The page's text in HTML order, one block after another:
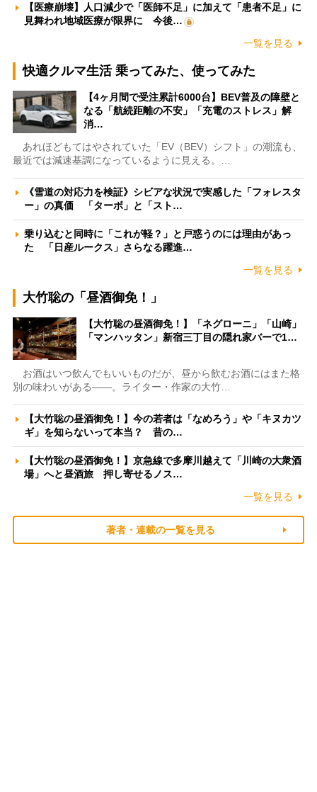
【医療崩壊】人口減少で「医師不足」に加えて「患者不足」に
見舞われ地域医療が限界に 今後…
一覧を見る
快適クルマ生活 乗ってみた、使ってみた
【4ヶ月間で受注累計6000台】BEV普及の障壁と
なる「航続距離の不安」「充電のストレス」解
消…
あれほどもてはやされていた「EV（BEV）シフト」の潮流も、
最近では減速基調になっているように見える。…
《雪道の対応力を検証》シビアな状況で実感した「フォレスタ
ー」の真価 「ターボ」と「スト…
乗り込むと同時に「これが軽？」と戸惑うのには理由があっ
た 「日産ルークス」さらなる躍進…
一覧を見る
大竹聡の「昼酒御免！」
【大竹聡の昼酒御免！】「ネグローニ」「山崎」
「マンハッタン」新宿三丁目の隠れ家バーで1…
お酒はいつ飲んでもいいものだが、昼から飲むお酒にはまた格
別の味わいがある――。ライター・作家の大竹…
【大竹聡の昼酒御免！】今の若者は「なめろう」や「キヌカツ
ギ」を知らないって本当？ 昔の…
【大竹聡の昼酒御免！】京急線で多摩川越えて「川崎の大衆酒
場」へと昼酒旅 押し寄せるノス…
一覧を見る
著者・連載の一覧を見る